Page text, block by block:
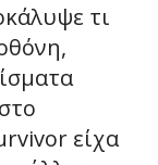
τι
είχα